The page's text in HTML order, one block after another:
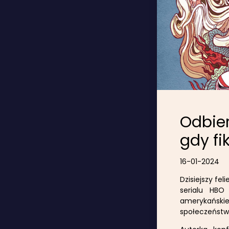
gdy
16-01-2024
Dzisiejszy
serialu